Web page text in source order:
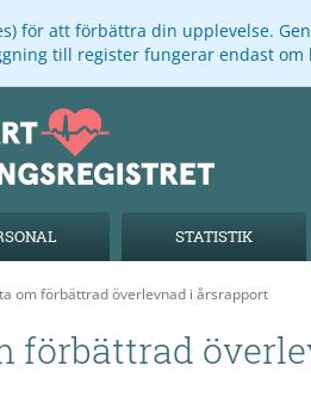
för att förbättra din upplevelse.
till register fungerar endast om
STATISTIK
om förbättrad överlevnad i årsrapport
förbättrad